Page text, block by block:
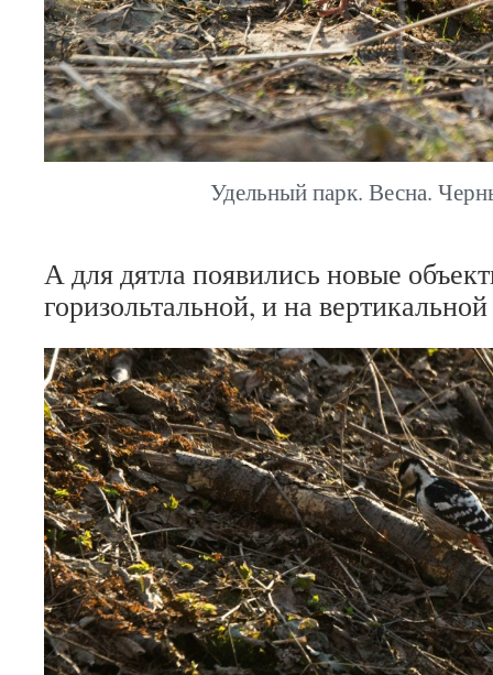
Удельный парк. Весна.
А для дятла появились новые
горизольтальной, и на